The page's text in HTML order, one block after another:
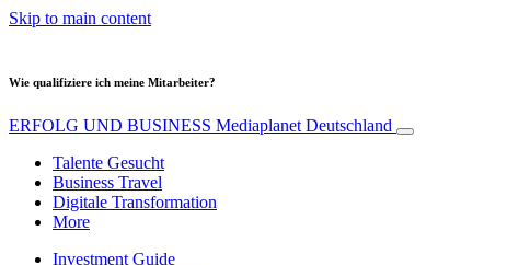
Skip to main content
Wie qualifiziere ich meine Mitarbeiter?
ERFOLG UND BUSINESS Mediaplanet Deutschland
Talente Gesucht
Business Travel
Digitale Transformation
More
Investment Guide